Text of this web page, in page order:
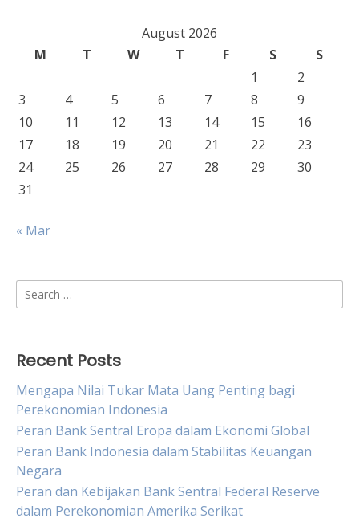
August 2026
M
T W T F S
S
1
2
3
4 5 6 7 8
9
10
11 12 13 14 15
16
17
18 19 20 21 22
23
24
25 26 27 28 29
30
31
« Mar
Search
for:
Recent Posts
Mengapa Nilai Tukar Mata Uang Penting bagi
Perekonomian Indonesia
Peran Bank Sentral Eropa dalam Ekonomi Global
Peran Bank Indonesia dalam Stabilitas Keuangan
Negara
Peran dan Kebijakan Bank Sentral Federal Reserve
dalam Perekonomian Amerika Serikat